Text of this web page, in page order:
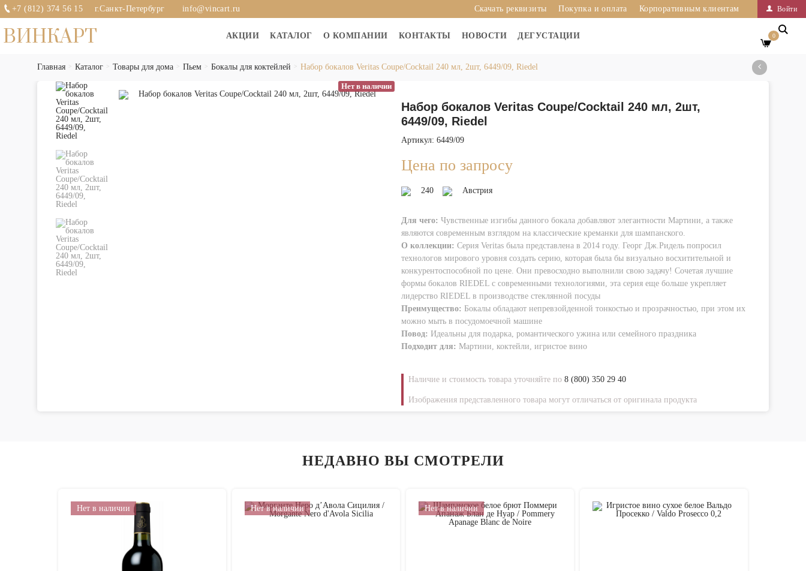
+7 (812) 374 56 15 г.Санкт-Петербург info@vincart.ru Войти
Скачать реквизиты Покупка и оплата Корпоративным клиентам
ВИНКАРТ АКЦИИ КАТАЛОГ О КОМПАНИИ КОНТАКТЫ НОВОСТИ ДЕГУСТАЦИИ 0
Главная Каталог Товары для дома Пьем Бокалы для коктейлей Набор бокалов Veritas Coupe/Cocktail 240 мл, 2шт, 6449/09, Riedel
Нет в наличии
Набор бокалов Veritas Coupe/Cocktail 240 мл, 2шт,
6449/09, Riedel
Артикул: 6449/09
Цена по запросу
240 Австрия
Для чего: Чувственные изгибы данного бокала добавляют элегантности Мартини, а также
являются современным взглядом на классические креманки для шампанского.
О коллекции: Cерия Veritas была представлена в 2014 году. Георг Дж.Ридель попросил
технологов мирового уровня создать серию, которая была бы визуально восхитительной и
конкурентоспособной по цене. Они превосходно выполнили свою задачу! Сочетая лучшие
формы бокалов RIEDEL с современными технологиями, эта серия еще больше укрепляет
лидерство RIEDEL в производстве стеклянной посуды
Преимущество: Бокалы обладают непревзойденной тонкостью и прозрачностью, при этом их
можно мыть в посудомоечной машине
Повод: Идеальны для подарка, романтического ужина или семейного праздника
Подходит для: Мартини, коктейли, игристое вино
Наличие и стоимость товара уточняйте по 8 (800) 350 29 40
Изображения представленного товара могут отличаться от оригинала продукта
НЕДАВНО ВЫ СМОТРЕЛИ
Нет в наличии Нет в наличии Нет в наличии